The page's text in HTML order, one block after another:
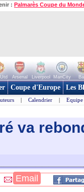
: Palmarès Coupe du
Arsenal Liverpool ManCity
Coupe d'Europe Les
| Calendrier | Equipe
va
Email